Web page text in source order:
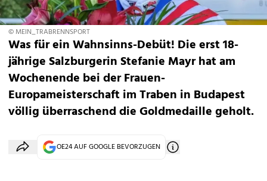
© MEIN_TRABRENNSPORT
Was für ein Wahnsinns-Debüt! Die erst 18-
jährige Salzburgerin Stefanie Mayr hat am
Wochenende bei der Frauen-
Europameisterschaft im Traben in Budapest
völlig überraschend die Goldmedaille geholt.
OE24 AUF GOOGLE BEVORZUGEN